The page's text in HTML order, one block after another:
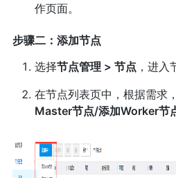
作页面。
步骤二：添加节点
选择节点管理 > 节点 ，进入
在节点列表页中，根据需求
Master节点/添加Worker节